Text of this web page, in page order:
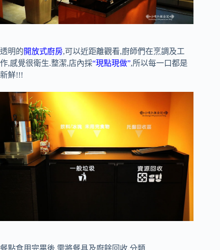
透明的開放式廚房,可以近距離觀看,廚師們在烹調及工
作,感覺很衛生.整潔,店內採“現點現做”,所以每一口都是
新鮮!!!